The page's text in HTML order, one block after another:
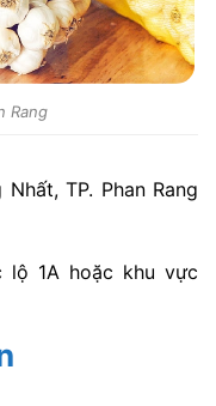
Rang
TP. Phan Rang
lộ 1A hoặc khu vực